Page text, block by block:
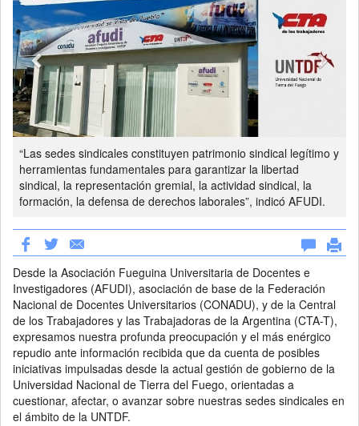
“Las sedes sindicales constituyen patrimonio sindical legítimo y
herramientas fundamentales para garantizar la libertad
sindical, la representación gremial, la actividad sindical, la
formación, la defensa de derechos laborales”, indicó AFUDI.
Desde la Asociación Fueguina Universitaria de Docentes e
Investigadores (AFUDI), asociación de base de la Federación
Nacional de Docentes Universitarios (CONADU), y de la Central
de los Trabajadores y las Trabajadoras de la Argentina (CTA-T),
expresamos nuestra profunda preocupación y el más enérgico
repudio ante información recibida que da cuenta de posibles
iniciativas impulsadas desde la actual gestión de gobierno de la
Universidad Nacional de Tierra del Fuego, orientadas a
cuestionar, afectar, o avanzar sobre nuestras sedes sindicales en
el ámbito de la UNTDF.